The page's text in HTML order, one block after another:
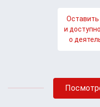
Оставить
и
о